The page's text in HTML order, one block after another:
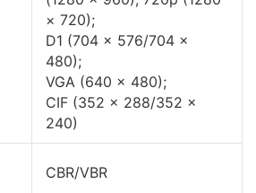
× 720);
D1 (704 × 576/704 ×
480);
VGA (640 × 480);
CIF (352 × 288/352 ×
240)
CBR/VBR